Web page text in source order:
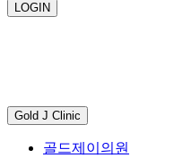
LOGIN
Gold J Clinic
골드제이의원